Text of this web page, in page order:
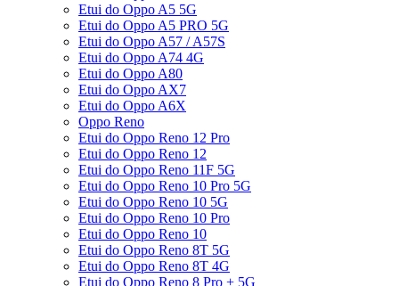
Etui do Oppo A5 5G
Etui do Oppo A5 PRO 5G
Etui do Oppo A57 / A57S
Etui do Oppo A74 4G
Etui do Oppo A80
Etui do Oppo AX7
Etui do Oppo A6X
Oppo Reno
Etui do Oppo Reno 12 Pro
Etui do Oppo Reno 12
Etui do Oppo Reno 11F 5G
Etui do Oppo Reno 10 Pro 5G
Etui do Oppo Reno 10 5G
Etui do Oppo Reno 10 Pro
Etui do Oppo Reno 10
Etui do Oppo Reno 8T 5G
Etui do Oppo Reno 8T 4G
Etui do Oppo Reno 8 Pro + 5G